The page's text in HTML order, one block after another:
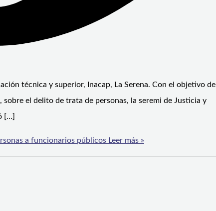
técnica y superior, Inacap, La Serena. Con el objetivo de
el delito de trata de personas, la seremi de Justicia y
[…]
a funcionarios públicos Leer más »